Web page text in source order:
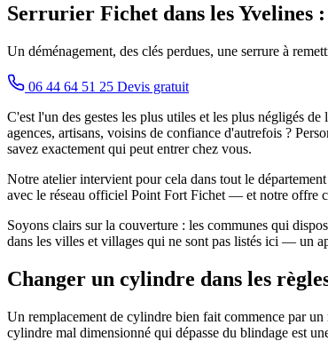
Serrurier Fichet dans les Yvelines
Un déménagement, des clés perdues, une serrure à
06 44 64 51 25 Devis gratuit
C'est l'un des gestes les plus utiles et les plus négligés
agences, artisans, voisins de confiance d'autrefois ?
savez exactement qui peut entrer chez vous.
Notre atelier intervient pour cela dans tout le
avec le réseau officiel Point Fort Fichet — et notre offre
Soyons clairs sur la couverture : les communes qui
dans les villes et villages qui ne sont pas listés ici — un
Changer un cylindre dans les
Un remplacement de cylindre bien fait commence par
cylindre mal dimensionné qui dépasse du blindage est